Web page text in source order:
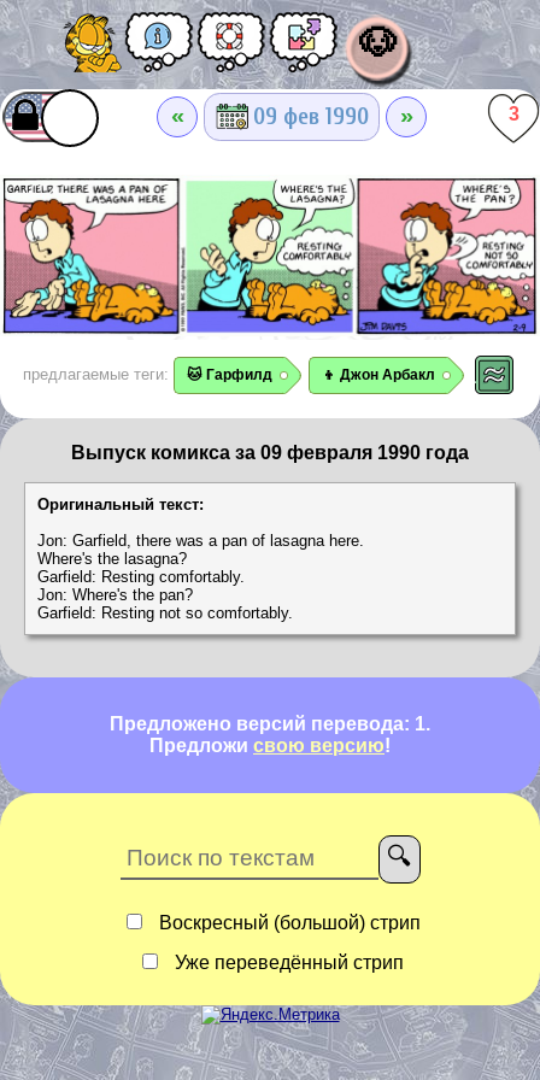
🐶
« 09 фев 1990 » 3
предлагаемые теги: 🐱 Гарфилд 👦 Джон Арбакл
Выпуск комикса за 09 февраля 1990 года
Оригинальный текст:
Jon: Garfield, there was a pan of lasagna here.
Where's the lasagna?
Garfield: Resting comfortably.
Jon: Where's the pan?
Garfield: Resting not so comfortably.
Предложено версий перевода: 1.
Предложи свою версию!
Воскресный (большой) стрип
Уже переведённый стрип